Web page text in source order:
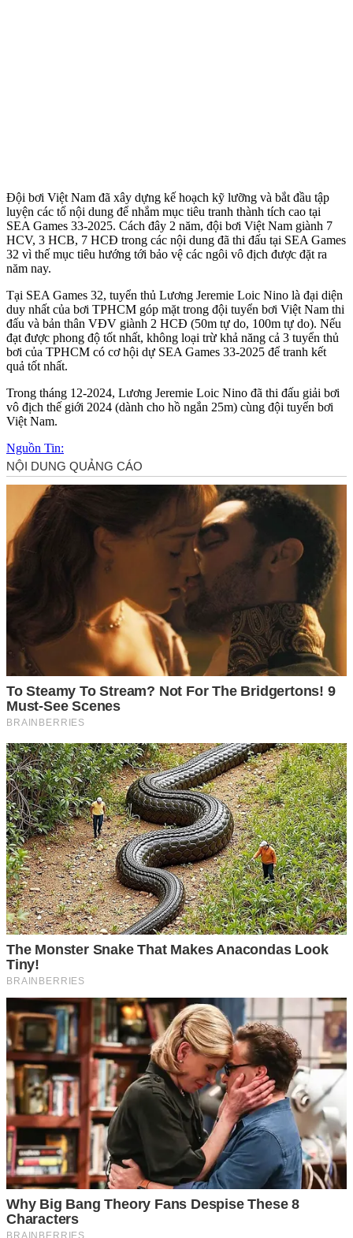
Đội bơi Việt Nam đã xây dựng kế hoạch kỹ lưỡng và bắt đầu tập
luyện các tổ nội dung để nhắm mục tiêu tranh thành tích cao tại
SEA Games 33-2025. Cách đây 2 năm, đội bơi Việt Nam giành 7
HCV, 3 HCB, 7 HCĐ trong các nội dung đã thi đấu tại SEA Games
32 vì thế mục tiêu hướng tới bảo vệ các ngôi vô địch được đặt ra
năm nay.
Tại SEA Games 32, tuyển thủ Lương Jeremie Loic Nino là đại diện
duy nhất của bơi TPHCM góp mặt trong đội tuyển bơi Việt Nam thi
đấu và bản thân VĐV giành 2 HCĐ (50m tự do, 100m tự do). Nếu
đạt được phong độ tốt nhất, không loại trừ khả năng cả 3 tuyển thủ
bơi của TPHCM có cơ hội dự SEA Games 33-2025 để tranh kết
quả tốt nhất.
Trong tháng 12-2024, Lương Jeremie Loic Nino đã thi đấu giải bơi
vô địch thế giới 2024 (dành cho hồ ngắn 25m) cùng đội tuyển bơi
Việt Nam.
Nguồn Tin: